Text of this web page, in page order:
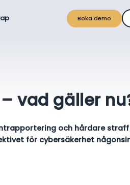
Boka demo
vad gäller
och hårdare
för cybersäkerhet